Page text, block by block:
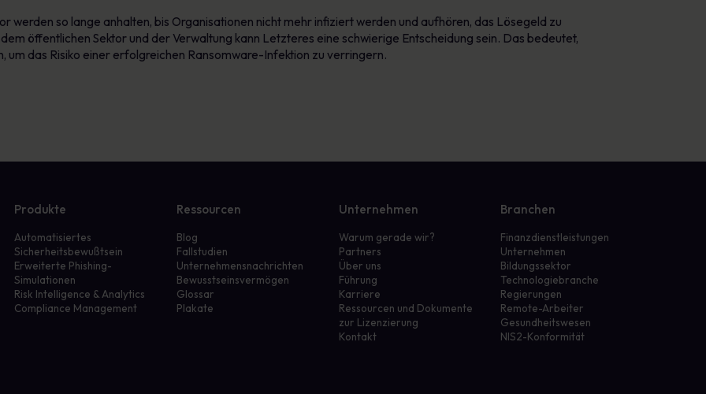
werden so lange anhalten, bis Organisationen nicht mehr infiziert werden und aufhören, das Lösegeld zu
öffentlichen Sektor und der Verwaltung kann Letzteres eine schwierige Entscheidung sein. Das bedeutet,
um das Risiko einer erfolgreichen Ransomware-Infektion zu verringern.
Produkte
Automatisiertes
Sicherheitsbewußtsein
Erweiterte Phishing-
Simulationen
Risk Intelligence & Analytics
Compliance Management
Ressourcen
Blog
Fallstudien
Unternehmensnachrichten
Bewusstseinsvermögen
Glossar
Plakate
Unternehmen
Warum gerade wir?
Partners
Über uns
Führung
Karriere
Ressourcen und Dokumente
zur Lizenzierung
Kontakt
Branchen
Finanzdienstleistungen
Unternehmen
Bildungssektor
Technologiebranche
Regierungen
Remote-Arbeiter
Gesundheitswesen
NIS2-Konformität